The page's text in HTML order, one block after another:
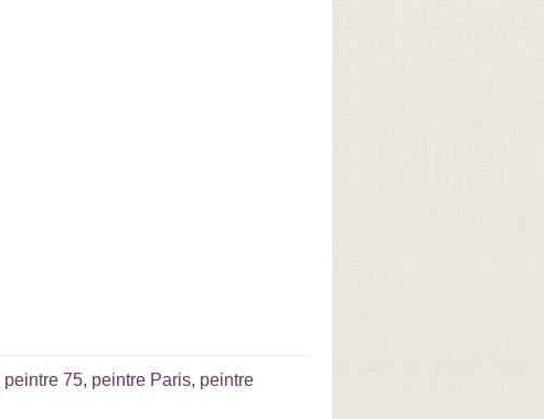
peintre 75, peintre Paris, peintre